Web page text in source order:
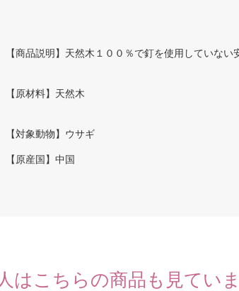
【商品説明】天然木１００％で釘を使用していない
【原材料】天然木
【対象動物】ウサギ
【原産国】中国
はこちらの商品も見てい